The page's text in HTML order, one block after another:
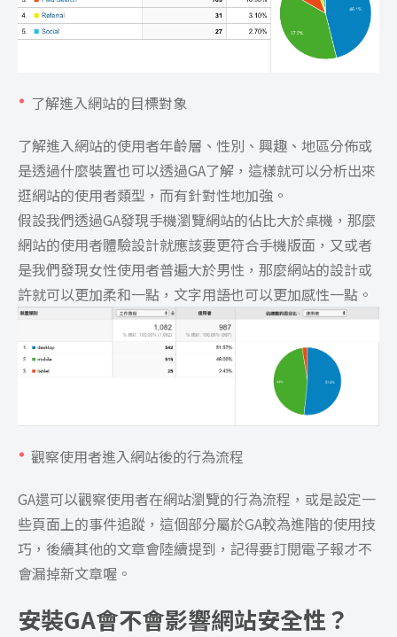
了解進入網站的目標對象
了解進入網站的使用者年齡層、性別、興趣、地區分佈或
是透過什麼裝置也可以透過GA了解，這樣就可以分析出來
逛網站的使用者類型，而有針對性地加強。
假設我們透過GA發現手機瀏覽網站的佔比大於桌機，那麼
網站的使用者體驗設計就應該要更符合手機版面，又或者
是我們發現女性使用者普遍大於男性，那麼網站的設計或
許就可以更加柔和一點，文字用語也可以更加感性一點。
觀察使用者進入網站後的行為流程
GA還可以觀察使用者在網站瀏覽的行為流程，或是設定一
些頁面上的事件追蹤，這個部分屬於GA較為進階的使用技
巧，後續其他的文章會陸續提到，記得要訂閱電子報才不
會漏掉新文章喔。
安裝GA會不會影響網站安全性？